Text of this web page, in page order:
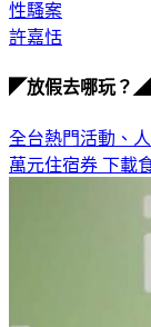
性騷案
許嘉恬
◤放假去哪玩？◢
全台熱門活動、
萬元住宿券 下載